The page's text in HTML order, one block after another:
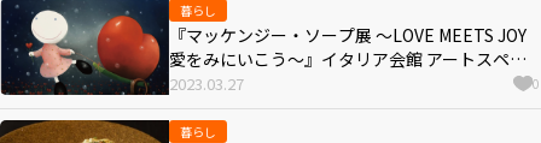
暮らし
『マッケンジー・ソープ展 ～LOVE MEETS JOY
愛をみにいこう～』イタリア会館 アートスペー
スギャラリーSPAZIOで開催！
2023.03.27 0
暮らし